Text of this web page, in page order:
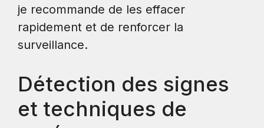
je recommande de les effacer
rapidement et de renforcer la
surveillance.
Détection des signes
et techniques de